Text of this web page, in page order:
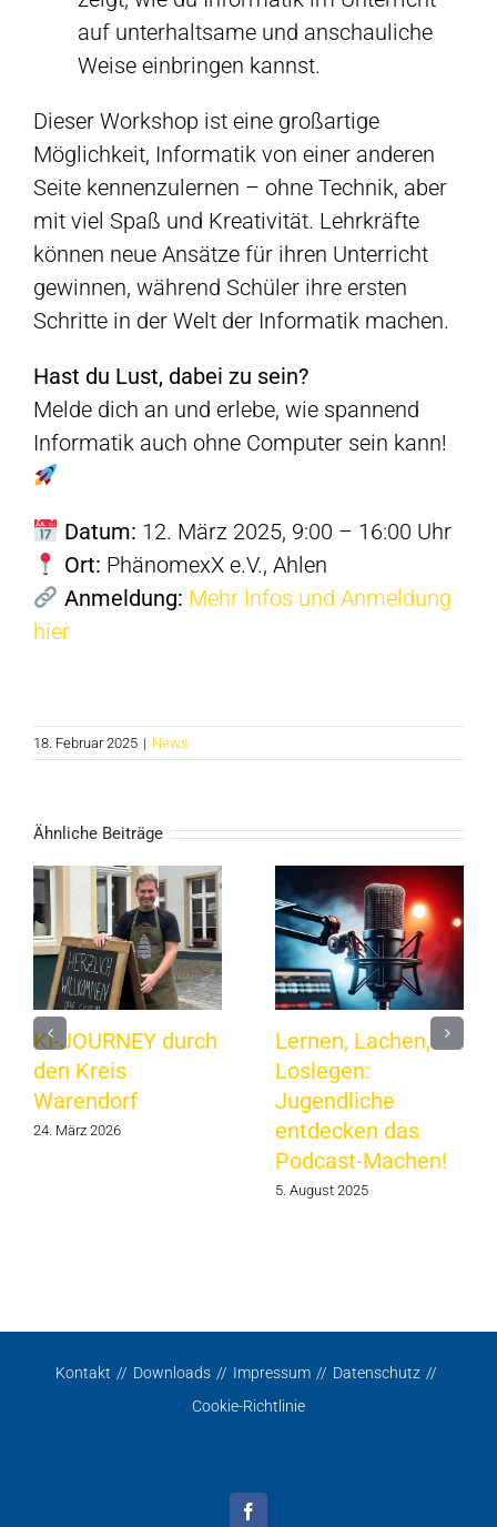
auf unterhaltsame und anschauliche
Weise einbringen kannst.
Dieser Workshop ist eine großartige
Möglichkeit, Informatik von einer anderen
Seite kennenzulernen – ohne Technik, aber
mit viel Spaß und Kreativität. Lehrkräfte
können neue Ansätze für ihren Unterricht
gewinnen, während Schüler ihre ersten
Schritte in der Welt der Informatik machen.
Hast du Lust, dabei zu sein?
Melde dich an und erlebe, wie spannend
Informatik auch ohne Computer sein kann!
Datum: 12. März 2025, 9:00 – 16:00 Uhr
Ort: PhänomexX e.V., Ahlen
Anmeldung: Mehr Infos und Anmeldung
hier
18. Februar 2025 | News
Ähnliche Beiträge
KI-JOURNEY durch
den Kreis
Warendorf
24. März 2026
Lernen, Lachen,
Loslegen:
Jugendliche
entdecken das
Podcast-Machen!
5. August 2025
Kontakt Downloads Impressum
Datenschutz
Cookie-Richtlinie